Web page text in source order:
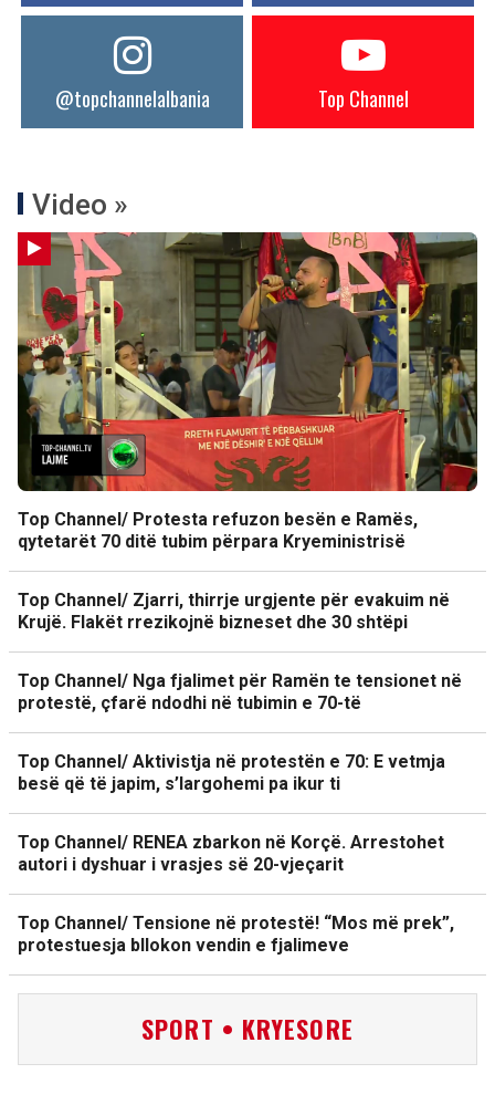
@topchannelalbania Top Channel
Video »
Top Channel/ Protesta refuzon besën e Ramës,
qytetarët 70 ditë tubim përpara Kryeministrisë
Top Channel/ Zjarri, thirrje urgjente për evakuim në
Krujë. Flakët rrezikojnë bizneset dhe 30 shtëpi
Top Channel/ Nga fjalimet për Ramën te tensionet në
protestë, çfarë ndodhi në tubimin e 70-të
Top Channel/ Aktivistja në protestën e 70: E vetmja
besë që të japim, s’largohemi pa ikur ti
Top Channel/ RENEA zbarkon në Korçë. Arrestohet
autori i dyshuar i vrasjes së 20-vjeçarit
Top Channel/ Tensione në protestë! “Mos më prek”,
protestuesja bllokon vendin e fjalimeve
SPORT • KRYESORE